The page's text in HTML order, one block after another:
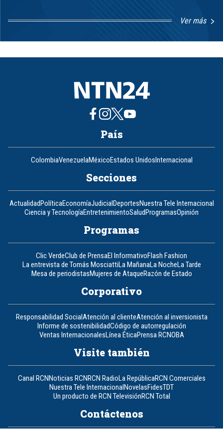
Ver más
8
País
ColombiaVenezuelaMéxicoEstados UnidosInternacional
Secciones
ActualidadPolíticaEconomíaJudicialDeportesNuestra Tele Internacional
Ciencia y TecnologíaEntretenimientoSaludProgramasOpinión
Programas
Clic VerdeClub de PrensaEl InformativoFlash Fashion
La entrevista de Tomás MosciattiLa MañanaLa NocheLa Tarde
Mesa de periodistasMujeres de AtaqueRazón de Estado
Corporativo
Responsabilidad SocialAtención al clienteAtención al inversionista
Informe de sostenibilidadCódigo de autorregulación
Ventas InternacionalesLínea ÉticaPrensa RCNOBA
Visite también
Canal RCNNoticias RCNRCN RadioLa RepúblicaRCN Comerciales
Nuestra Tele InternacionalNovelasFidesTDT
Un producto de RCN TelevisiónRCN Total
Contáctenos